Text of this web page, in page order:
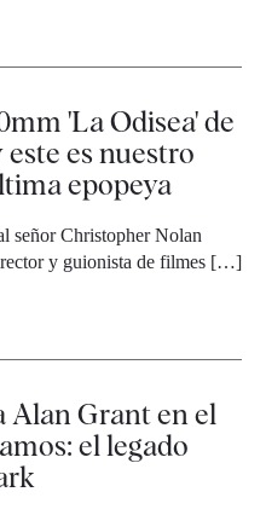
'La Odisea' de
es nuestro
epopeya
señor Christopher Nolan
y guionista de filmes […]
Alan Grant en el
el legado